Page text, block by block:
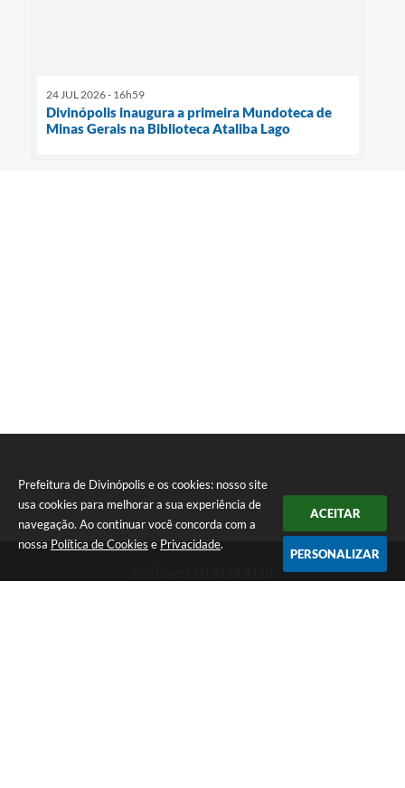
Prefeitura de Divinópolis e os cookies: nosso site
usa cookies para melhorar a sua experiência de
navegação. Ao continuar você concorda com a
nossa Política de Cookies e Privacidade.
ACEITAR
PERSONALIZAR
24 JUL 2026 - 16h59
Divinópolis inaugura a primeira Mundoteca de
Minas Gerais na Biblioteca Ataliba Lago